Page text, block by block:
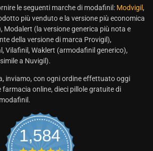
le seguenti marche di modafinil: Modvigil,
più venduto e la versione più economica
Modalert (la versione generica più nota e
della versione di marca Provigil),
Vilafinil, Waklert (armodafinil generico),
a Nuvigil).
inviamo, con ogni ordine effettuato oggi
online, dieci pillole gratuite di
1,584